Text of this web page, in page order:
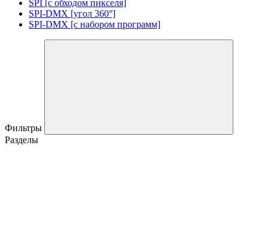
SPI [с обходом пикселя]
SPI-DMX [угол 360°]
SPI-DMX [с набором программ]
Фильтры
Разделы